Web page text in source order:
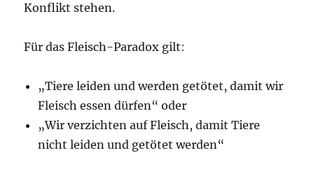
Konflikt stehen.
Für das Fleisch-Paradox gilt:
„Tiere leiden und werden getötet, damit wir
Fleisch essen dürfen“ oder
„Wir verzichten auf Fleisch, damit Tiere
nicht leiden und getötet werden“